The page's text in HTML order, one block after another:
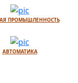
ПРОМЫШЛЕННОСТЬ
АВТОМАТИКА